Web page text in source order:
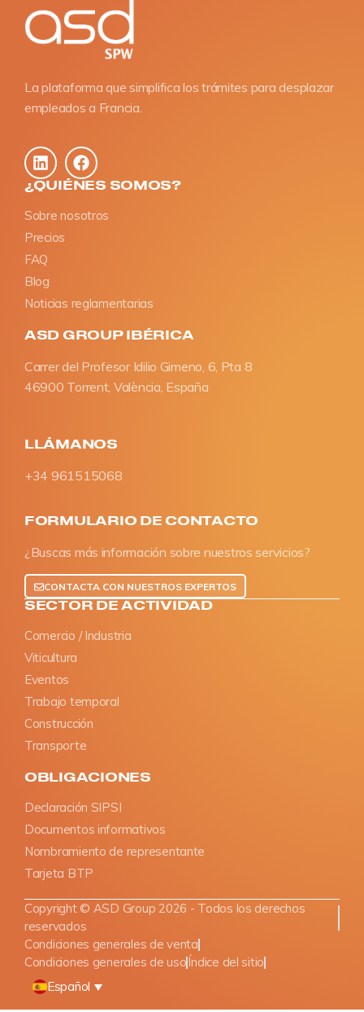
La plataforma que simplifica los trámites para desplazar
empleados a Francia.
¿QUIÉNES SOMOS?
Sobre nosotros
Precios
FAQ
Blog
Noticias reglamentarias
ASD GROUP IBÉRICA
Carrer del Profesor Idilio Gimeno, 6, Pta 8
46900 Torrent, València, España
LLÁMANOS
+34 961515068
FORMULARIO DE CONTACTO
¿Buscas más información sobre nuestros servicios?
CONTACTA CON NUESTROS EXPERTOS
SECTOR DE ACTIVIDAD
Comercio / Industria
Viticultura
Eventos
Trabajo temporal
Construcción
Transporte
OBLIGACIONES
Declaración SIPSI
Documentos informativos
Nombramiento de representante
Tarjeta BTP
Copyright © ASD Group 2026 - Todos los derechos
reservados
Condiciones generales de venta
Condiciones generales de usoÍndice del sitio
Español